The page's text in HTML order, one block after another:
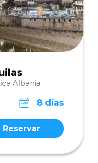
Albania
8 días
Reservar